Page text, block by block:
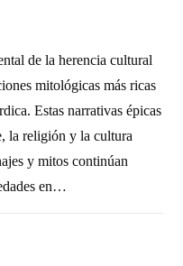
de la herencia cultural
mitológicas más ricas
Estas narrativas épicas
la religión y la cultura
y mitos continúan
en…